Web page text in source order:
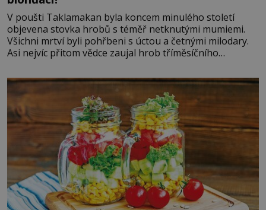
V poušti Taklamakan byla koncem minulého století
objevena stovka hrobů s téměř netknutými mumiemi.
Všichni mrtví byli pohřbeni s úctou a četnými milodary.
Asi nejvíc přitom vědce zaujal hrob tříměsíčního
blonďaté vlásky. Fakt, že jsou těla dávných lidí nesmírně
dobře zachovalá, přičítají odborníci zdejším klimatickým
podmínkám. Sucho, prosolené písky a extrémně